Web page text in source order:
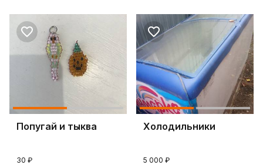
Попугай и тыква
30 ₽
Холодильники
5 000 ₽